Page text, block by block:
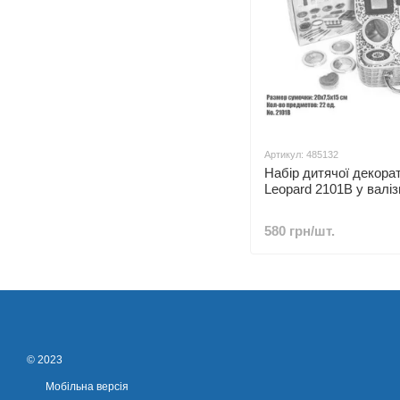
Артикул: 485132
Набір дитячої
Leopard 2101B у
580 грн/шт.
© 2023
Мобільна версія